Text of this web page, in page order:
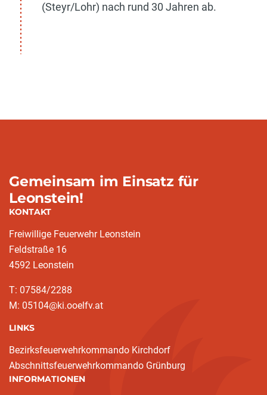
(Steyr/Lohr) nach rund 30 Jahren ab.
Gemeinsam im Einsatz für
Leonstein!
KONTAKT
Freiwillige Feuerwehr Leonstein
Feldstraße 16
4592 Leonstein
T: 07584/2288
M: 05104@ki.ooelfv.at
LINKS
Bezirksfeuerwehrkommando Kirchdorf
Abschnittsfeuerwehrkommando Grünburg
INFORMATIONEN